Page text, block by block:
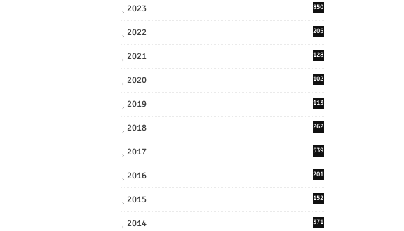
2023 850
2022
205
2021
128
2020
102
2019
113
2018
262
2017
539
2016
201
2015 152
2014 371